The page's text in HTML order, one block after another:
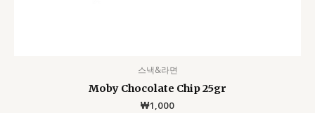
스낵&라면
Moby Chocolate Chip 25gr
₩1,000